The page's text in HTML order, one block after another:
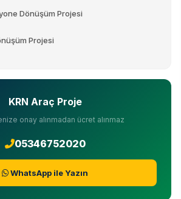
Dönüşüm Projesi
Projesi
KRN Araç Proje
onay alınmadan ücret alınmaz
05346752020
WhatsApp ile Yazın